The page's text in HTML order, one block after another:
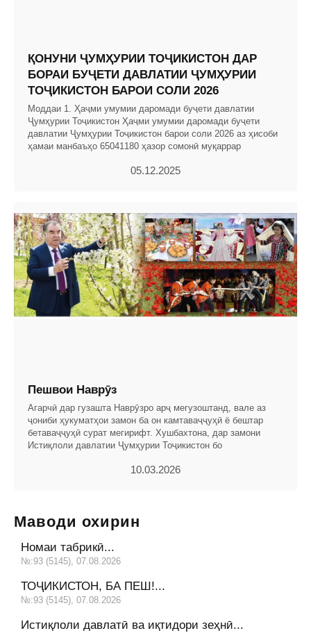
ҚОНУНИ ҶУМҲУРИИ ТОҶИКИСТОН ДАР
БОРАИ БУҶЕТИ ДАВЛАТИИ ҶУМҲУРИИ
ТОҶИКИСТОН БАРОИ СОЛИ 2026
Моддаи 1. Ҳаҷми умумии даромади буҷети давлатии
Ҷумҳурии Тоҷикистон Ҳаҷми умумии даромади буҷети
давлатии Ҷумҳурии Тоҷикистон барои соли 2026 аз ҳисоби
ҳамаи манбаъҳо 65041180 ҳазор сомонӣ муқаррар
05.12.2025
Пешвои Наврӯз
Агарчӣ дар гузашта Наврӯзро арҷ мегузоштанд, вале аз
ҷониби ҳукуматҳои замон ба он камтаваҷҷуҳӣ ё бештар
бетаваҷҷуҳӣ сурат мегирифт. Хушбахтона, дар замони
Истиқлоли давлатии Ҷумҳурии Тоҷикистон бо
10.03.2026
Маводи охирин
Номаи табрикӣ...
№:93 (5145), 07.08.2026
ТОҶИКИСТОН, БА ПЕШ!...
№:93 (5145), 07.08.2026
Истиқлоли давлатӣ ва иқтидори зеҳнӣ...